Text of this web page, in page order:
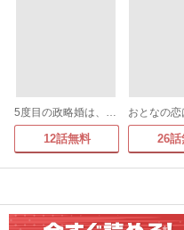
5度目の政略婚は、私を憎むあなたと
12話無料 26話